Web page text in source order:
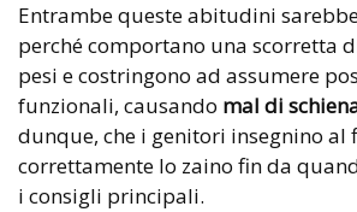
Entrambe queste abitudini
perché comportano una scorretta
pesi e costringono ad assumere
funzionali, causando mal di
dunque, che i genitori insegnino al
correttamente lo zaino fin da
i consigli principali.